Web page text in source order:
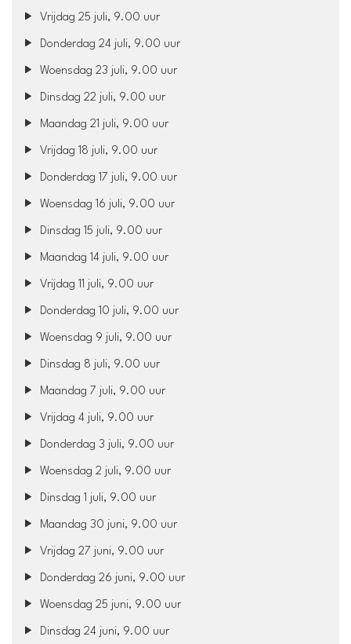
Vrijdag 25 juli, 9.00 uur
Donderdag 24 juli, 9.00 uur
Woensdag 23 juli, 9.00 uur
Dinsdag 22 juli, 9.00 uur
Maandag 21 juli, 9.00 uur
Vrijdag 18 juli, 9.00 uur
Donderdag 17 juli, 9.00 uur
Woensdag 16 juli, 9.00 uur
Dinsdag 15 juli, 9.00 uur
Maandag 14 juli, 9.00 uur
Vrijdag 11 juli, 9.00 uur
Donderdag 10 juli, 9.00 uur
Woensdag 9 juli, 9.00 uur
Dinsdag 8 juli, 9.00 uur
Maandag 7 juli, 9.00 uur
Vrijdag 4 juli, 9.00 uur
Donderdag 3 juli, 9.00 uur
Woensdag 2 juli, 9.00 uur
Dinsdag 1 juli, 9.00 uur
Maandag 30 juni, 9.00 uur
Vrijdag 27 juni, 9.00 uur
Donderdag 26 juni, 9.00 uur
Woensdag 25 juni, 9.00 uur
Dinsdag 24 juni, 9.00 uur